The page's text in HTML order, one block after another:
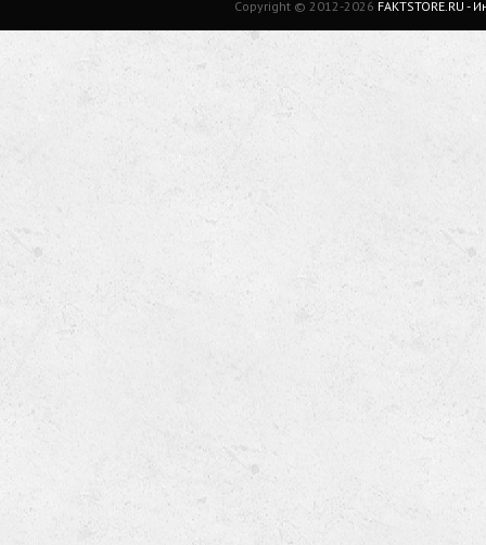
Copyright © 2012-2026 FAKTSTORE.RU